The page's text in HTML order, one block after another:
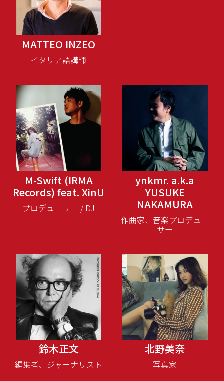
MATTEO INZEO
イタリア語講師
M-Swift (IRMA
Records) feat. XinU
プロデューサー / DJ
ynkmr. a.k.a
YUSUKE
NAKAMURA
作曲家、音楽プロデュー
サー
鈴木正文
編集者、ジャーナリスト
北野美奈
写真家